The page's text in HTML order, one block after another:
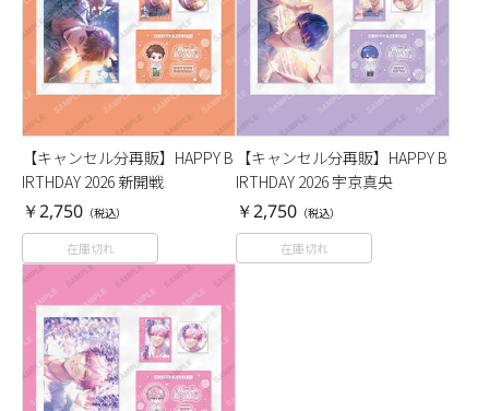
【キャンセル分再販】HAPPY B
IRTHDAY 2026 新開戦
￥2,750 （税込）
在庫切れ
【キャンセル分再販】HAPPY B
IRTHDAY 2026 宇京真央
￥2,750 （税込）
在庫切れ